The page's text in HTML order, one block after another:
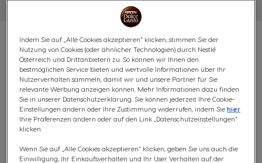
VORTEILSPACK STARBUCKS®
CARAMEL MACCHIATO - 72
KAPSELN
Mit Karamell aromatisiert
Indem Sie auf „Alle Cookies akzeptieren“ klicken, stimmen Sie der
Nutzung von Cookies (oder ähnlicher Technologien) durch Nestlé
Österreich und Drittanbietern zu. So können wir Ihnen den
bestmöglichen Service bieten und wertvolle Informationen über Ihr
Nutzerverhalten sammeln, damit wir und unsere Partner für Sie
relevante Werbung anzeigen können. Mehr Informationen dazu finden
Sie in unserer Datenschutzerklärung. Sie können jederzeit Ihre Cookie-
Einstellungen ändern oder Ihre Zustimmung widerrufen, indem Siehier
Ihre Präferenzen ändern oder auf den Link „Datenschutzeinstellungen“
klicken.
Wenn Sie auf „Alle Cookies akzeptieren“ klicken, geben Sie uns auch die
Einwilligung, Ihr Einkaufsverhalten und Ihr User Verhalten auf der